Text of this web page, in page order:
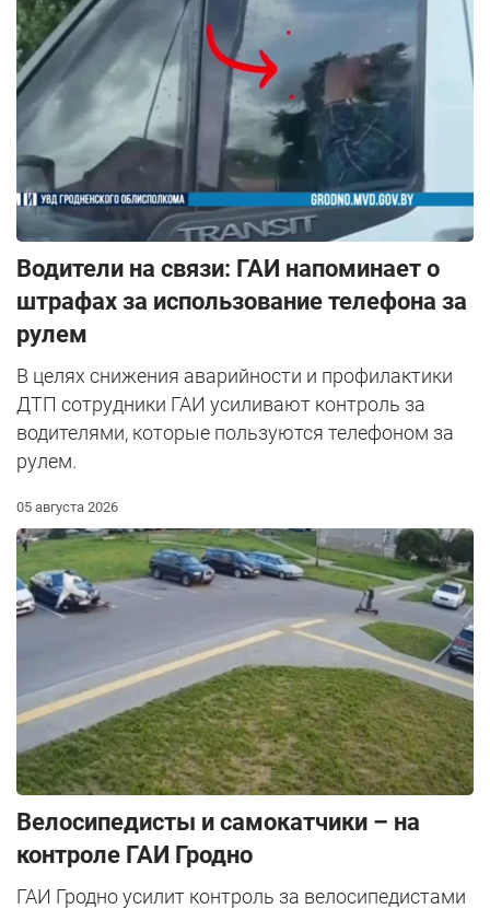
Водители на связи: ГАИ напоминает о
штрафах за использование телефона за
рулем
В целях снижения аварийности и профилактики
ДТП сотрудники ГАИ усиливают контроль за
водителями, которые пользуются телефоном за
рулем.
05 августа 2026
Велосипедисты и самокатчики – на
контроле ГАИ Гродно
ГАИ Гродно усилит контроль за велосипедистами